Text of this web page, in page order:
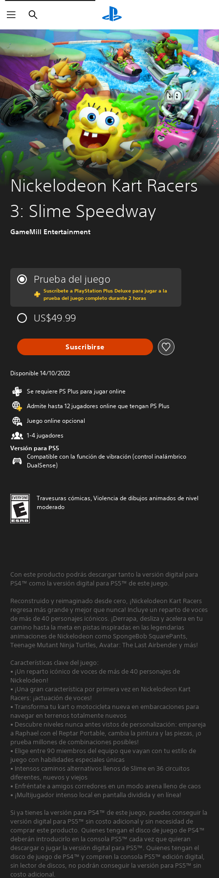
Buscar
Nickelodeon Kart Racers
3: Slime Speedway
GameMill Entertainment
Prueba del juego
Suscríbete a PlayStation Plus Deluxe para jugar a la
prueba del juego completo durante 2 horas
US$49.99
Suscribirse
Disponible 14/10/2022
Se requiere PS Plus para jugar online
Admite hasta 12 jugadores online que tengan PS Plus
Juego online opcional
1-4 jugadores
Versión para PS5
Compatible con la función de vibración (control inalámbrico
DualSense)
Travesuras cómicas, Violencia de dibujos animados de nivel
moderado
Con este producto podrás descargar tanto la versión digital para
PS4™ como la versión digital para PS5™ de este juego.
Reconstruido y reimaginado desde cero, ¡Nickelodeon Kart Racers
regresa más grande y mejor que nunca! Incluye un reparto de voces
de más de 40 personajes icónicos. ¡Derrapa, desliza y acelera en tu
camino hasta la meta en pistas inspiradas en las legendarias
animaciones de Nickelodeon como SpongeBob SquarePants,
Teenage Mutant Ninja Turtles, Avatar: The Last Airbender y más!
Características clave del juego:
• ¡Un reparto icónico de voces de más de 40 personajes de
Nickelodeon!
• ¡Una gran característica por primera vez en Nickelodeon Kart
Racers: ¡actuación de voces!
• Transforma tu kart o motocicleta nueva en embarcaciones para
navegar en terrenos totalmente nuevos
• Descubre niveles nunca antes vistos de personalización: empareja
a Raphael con el Reptar Portable, cambia la pintura y las piezas, ¡o
prueba millones de combinaciones posibles!
• Elige entre 90 miembros del equipo que vayan con tu estilo de
juego con habilidades especiales únicas
• Intensos caminos alternativos llenos de Slime en 36 circuitos
diferentes, nuevos y viejos
• Enfréntate a amigos corredores en un modo arena lleno de caos
• ¡Multijugador intenso local en pantalla dividida y en línea!
Si ya tienes la versión para PS4™ de este juego, puedes conseguir la
versión digital para PS5™ sin costo adicional y sin necesidad de
comprar este producto. Quienes tengan el disco de juego de PS4™
deberán introducirlo en la consola PS5™ cada vez que quieran
descargar o jugar la versión digital para PS5™. Quienes tengan el
disco de juego de PS4™ y compren la consola PS5™ edición digital,
sin lector de discos, no podrán conseguir la versión para PS5™ sin
costo adicional.